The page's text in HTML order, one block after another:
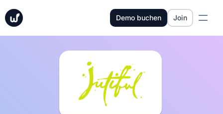
Demo buchen Join